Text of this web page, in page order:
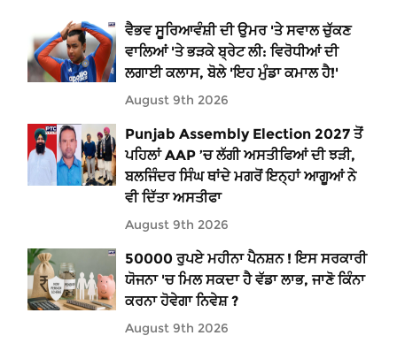
ਵੈਭਵ ਸੂਰਿਆਵੰਸ਼ੀ ਦੀ ਉਮਰ 'ਤੇ ਸਵਾਲ ਚੁੱਕਣ
ਵਾਲਿਆਂ 'ਤੇ ਭੜਕੇ ਬ੍ਰੇਟ ਲੀ: ਵਿਰੋਧੀਆਂ ਦੀ
ਲਗਾਈ ਕਲਾਸ, ਬੋਲੇ 'ਇਹ ਮੁੰਡਾ ਕਮਾਲ ਹੈ!'
August 9th 2026
Punjab Assembly Election 2027 ਤੋਂ
ਪਹਿਲਾਂ AAP ’ਚ ਲੱਗੀ ਅਸਤੀਫਿਆਂ ਦੀ ਝੜੀ,
ਬਲਜਿੰਦਰ ਸਿੰਘ ਥਾਂਦੇ ਮਗਰੋਂ ਇਨ੍ਹਾਂ ਆਗੂਆਂ ਨੇ
ਵੀ ਦਿੱਤਾ ਅਸਤੀਫਾ
August 9th 2026
50000 ਰੁਪਏ ਮਹੀਨਾ ਪੈਨਸ਼ਨ ! ਇਸ ਸਰਕਾਰੀ
ਯੋਜਨਾ 'ਚ ਮਿਲ ਸਕਦਾ ਹੈ ਵੱਡਾ ਲਾਭ, ਜਾਣੋ ਕਿੰਨਾ
ਕਰਨਾ ਹੋਵੇਗਾ ਨਿਵੇਸ਼ ?
August 9th 2026